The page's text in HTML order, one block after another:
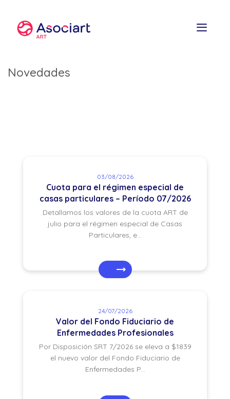
content
Novedades
03/08/2026
Cuota para el régimen especial de
casas particulares – Período 07/2026
Detallamos los valores de la cuota ART de
julio para el régimen especial de Casas
Particulares, e...
24/07/2026
Valor del Fondo Fiduciario de
Enfermedades Profesionales
Por Disposición SRT 7/2026 se eleva a $1839
el nuevo valor del Fondo Fiduciario de
Enfermedades P...